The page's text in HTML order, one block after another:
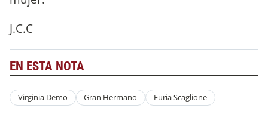
J.C.C
EN ESTA NOTA
Virginia Demo Gran Hermano Furia Scaglione